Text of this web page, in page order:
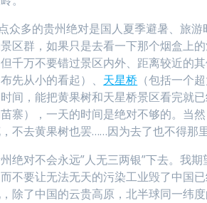
众多的贵州绝对是国人夏季避暑、旅
区群，如果只是去看一下那个烟盒上
千万不要错过景区内外、距离较近的
先从小的看起）、 天星桥 （包括一个
间，能把黄果树和天星桥景区看完就
寨），一天的时间是绝对不够的。当
不去黄果树也罢……因为去了也不得那里
绝对不会永远”人无三两银”下去。我
不要让无法无天的污染工业毁了中国
除了中国的云贵高原，北半球同一纬